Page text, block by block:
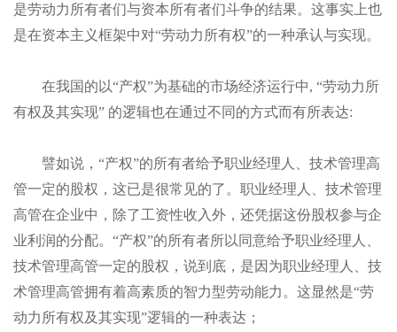
是劳动力所有者们与资本所有者们斗争的结果。这事实上也
是在资本主义框架中对“劳动力所有权”的一种承认与实现。
在我国的以“产权”为基础的市场经济运行中, “劳动力所
有权及其实现” 的逻辑也在通过不同的方式而有所表达:
譬如说 ，“产权”的所有者给予职业经理人、技术管理高
管一定的股权，这已是很常见的了。职业经理人、技术管理
高管在企业中，除了工资性收入外，还凭据这份股权参与企
业利润的分配。“产权”的所有者所以同意给予职业经理人、
技术管理高管一定的股权，说到底，是因为职业经理人、技
术管理高管拥有着高素质的智力型劳动能力。这显然是“劳
动力所有权及其实现”逻辑的一种表达；